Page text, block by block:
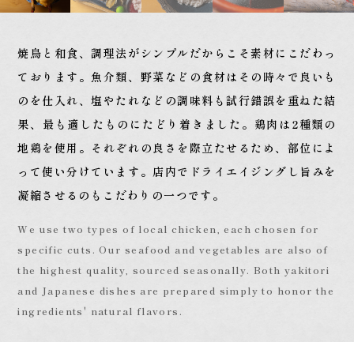
焼鳥と和食、調理法がシンプルだからこそ素材に こだわっ
ております。魚介類、野菜などの食材は その時々で良いも
のを仕入れ、塩やたれなどの調味料も試行錯誤を重ねた結
果、最も適したものに たどり着きました。鶏肉は2種類の
地鶏を使用。 それぞれの良さを際立たせるため、部位によ
って使い分けています。店内でドライエイジングし 旨みを
凝縮させるのもこだわりの一つです。
We use two types of local chicken, each chosen for
specific cuts. Our seafood and vegetables are also of
the highest quality, sourced seasonally. Both yakitori
and Japanese dishes are prepared simply to honor the
ingredients' natural flavors.